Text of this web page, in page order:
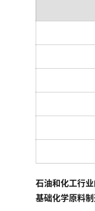
石油和化工行业
基础化学原料制